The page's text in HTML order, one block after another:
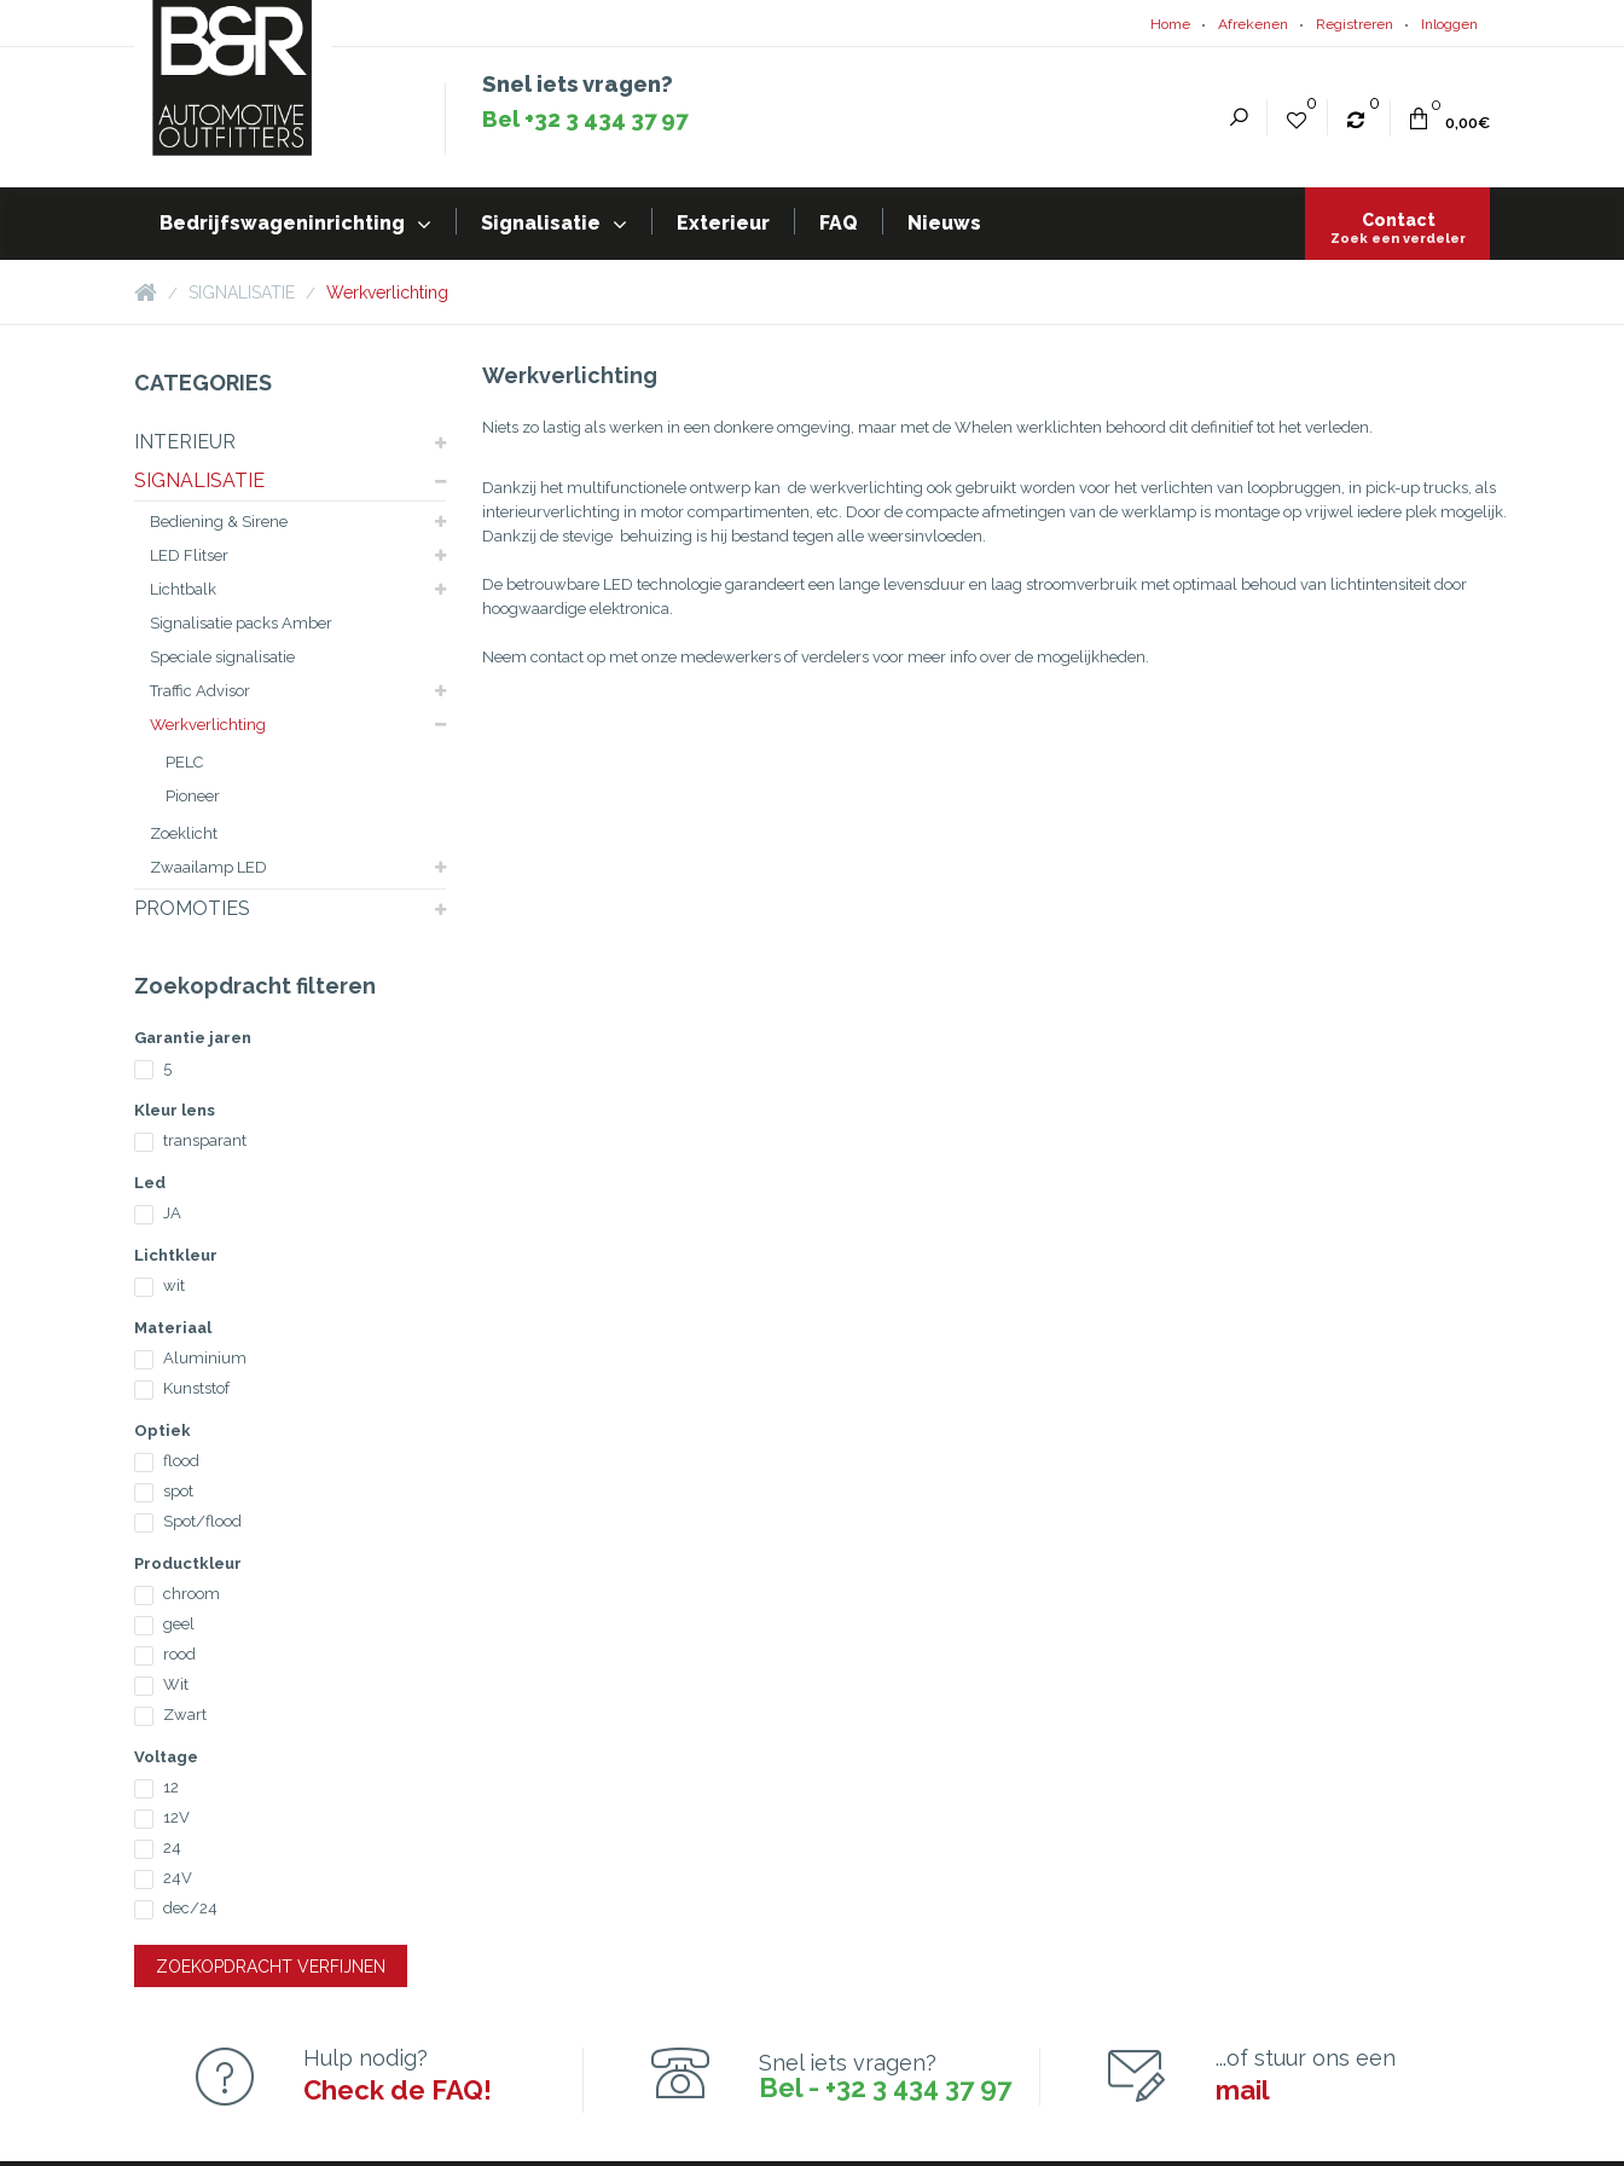
Home Afrekenen Registreren Inloggen
Snel iets vragen?
Bel +32 3 434 37 97
0 0
0
0,00€
Bedrijfswageninrichting Signalisatie Exterieur FAQ Contact
Zoek een verdeler
Nieuws
SIGNALISATIE Werkverlichting
CATEGORIES
INTERIEUR
SIGNALISATIE
Bediening & Sirene
LED Flitser
Lichtbalk
Signalisatie packs Amber
Speciale signalisatie
Traffic Advisor
Werkverlichting
PELC
Pioneer
Zoeklicht
Zwaailamp LED
PROMOTIES
Zoekopdracht filteren
Garantie jaren
5
Kleur lens
transparant
Led
JA
Lichtkleur
wit
Materiaal
Aluminium
Kunststof
Optiek
flood
spot
Spot/flood
Productkleur
chroom
geel
rood
Wit
Zwart
Voltage
12
12V
24
24V
dec/24
ZOEKOPDRACHT VERFIJNEN
Werkverlichting
Niets zo lastig als werken in een donkere omgeving, maar met de Whelen werklichten behoord dit definitief tot het verleden.
Dankzij het multifunctionele ontwerp kan de werkverlichting ook gebruikt worden voor het verlichten van loopbruggen, in pick-up trucks, als
interieurverlichting in motor compartimenten, etc. Door de compacte afmetingen van de werklamp is montage op vrijwel iedere plek mogelijk.
Dankzij de stevige behuizing is hij bestand tegen alle weersinvloeden.
De betrouwbare LED technologie garandeert een lange levensduur en laag stroomverbruik met optimaal behoud van lichtintensiteit door
hoogwaardige elektronica.
Neem contact op met onze medewerkers of verdelers voor meer info over de mogelijkheden.
Hulp nodig?
Check de FAQ!
Snel iets vragen?
Bel - +32 3 434 37 97
...of stuur ons een
mail